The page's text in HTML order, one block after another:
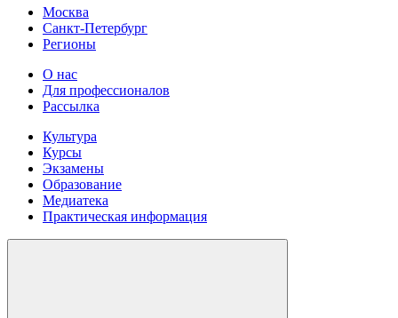
Москва
Санкт-Петербург
Регионы
О нас
Для профессионалов
Рассылка
Культура
Курсы
Экзамены
Образование
Медиатека
Практическая информация